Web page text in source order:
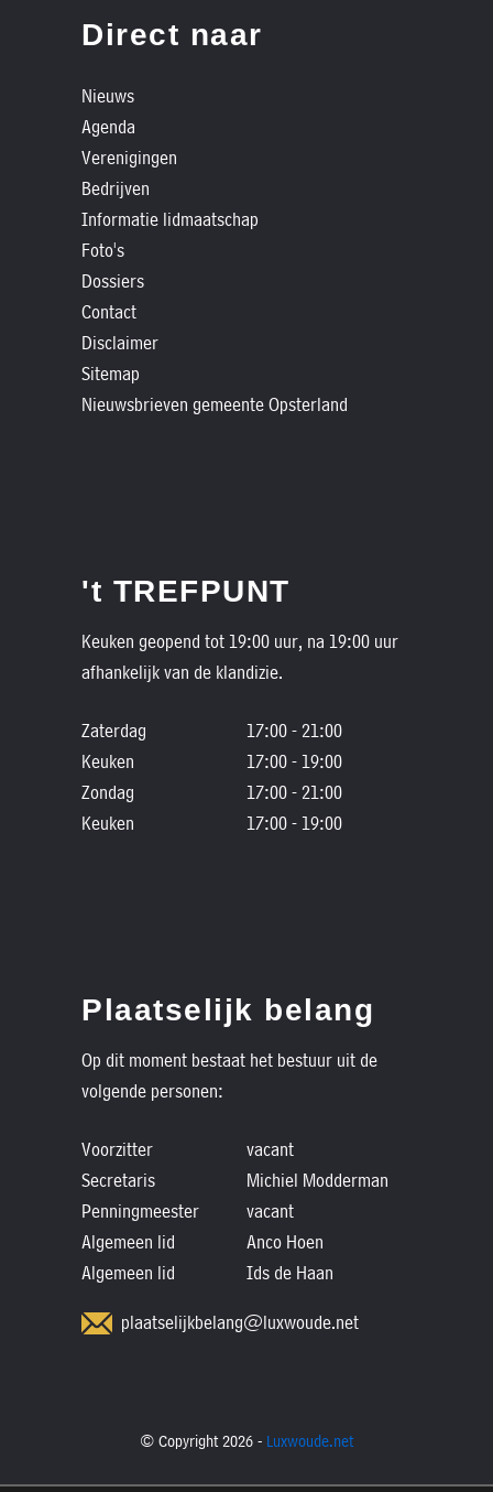
Direct naar
Nieuws
Agenda
Verenigingen
Bedrijven
Informatie lidmaatschap
Foto's
Dossiers
Contact
Disclaimer
Sitemap
Nieuwsbrieven gemeente Opsterland
't TREFPUNT
Keuken geopend tot 19:00 uur, na 19:00 uur
afhankelijk van de klandizie.
Zaterdag
17:00 - 21:00
Keuken
17:00 - 19:00
Zondag
17:00 - 21:00
Keuken
17:00 - 19:00
Plaatselijk belang
Op dit moment bestaat het bestuur uit de
volgende personen:
Voorzitter
vacant
Secretaris
Michiel Modderman
Penningmeester
vacant
Algemeen lid
Anco Hoen
Algemeen lid
Ids de Haan
plaatselijkbelang@luxwoude.net
© Copyright 2026 - Luxwoude.net
Historische
Dossiers
Contact
Nieuwsbrieven
gemeente
Opsterland